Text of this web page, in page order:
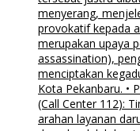
menyerang,
provokatif kepada
merupakan upaya
assassination),
menciptakan
Kota Pekanbaru. •
(Call Center 112):
arahan layanan